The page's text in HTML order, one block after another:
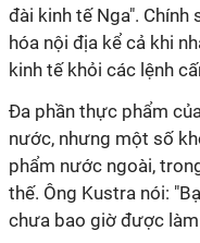
đài kinh tế Nga". Chính
hóa nội địa kể cả khi
kinh tế khỏi các lệnh
Đa phần thực phẩm
nước, nhưng một số
phẩm nước ngoài,
thế. Ông Kustra nói:
chưa bao giờ được